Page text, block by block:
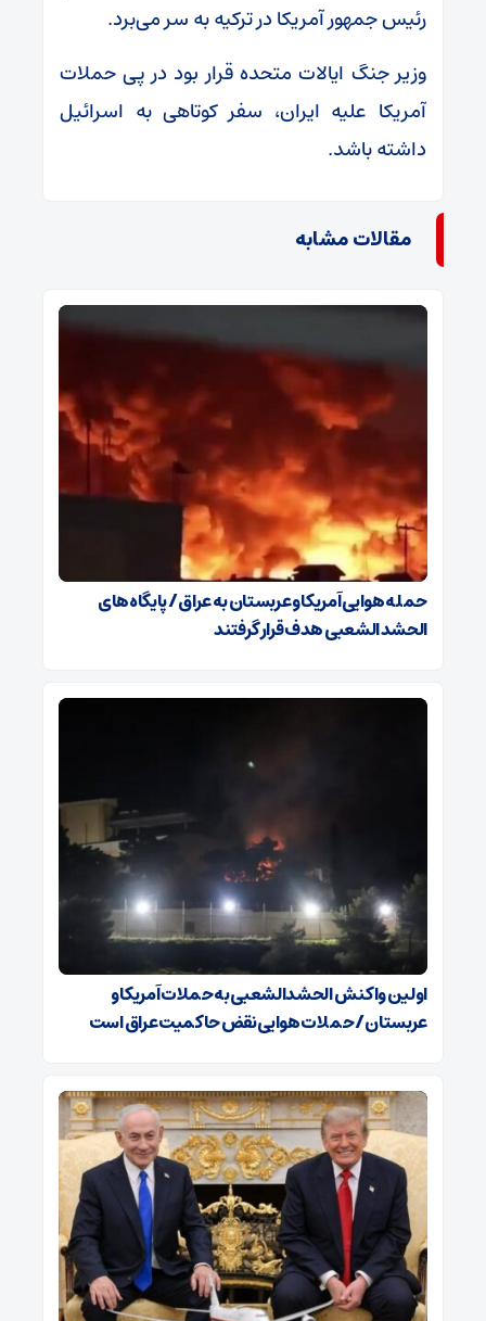
رئیس جمهور آمریکا در ترکیه به سر می‌برد.
وزیر جنگ ایالات متحده قرار بود در پی حملات
آمریکا علیه ایران، سفر کوتاهی به اسرائیل
داشته باشد.
مقالات مشابه
حمله هوایی آمریکا و عربستان به عراق / پایگاه‌های
الحشد الشعبی هدف قرار گرفتند
اولین واکنش الحشدالشعبی به حملات آمریکا و
عربستان / حملات هوایی نقض حاکمیت عراق است